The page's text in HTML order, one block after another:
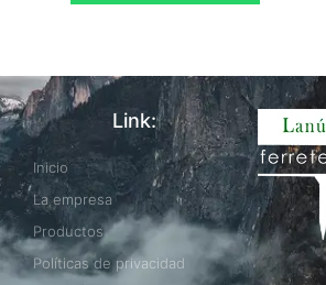
Link:
Inicio
La empresa
Productos
Políticas de privacidad